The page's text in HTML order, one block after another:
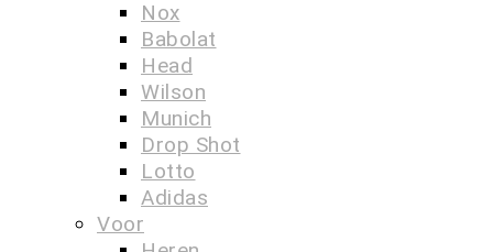
Nox
Babolat
Head
Wilson
Munich
Drop Shot
Lotto
Adidas
Voor